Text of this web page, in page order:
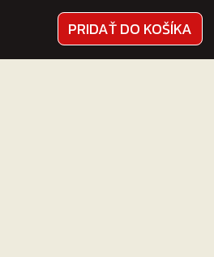
PRIDAŤ DO KOŠÍKA